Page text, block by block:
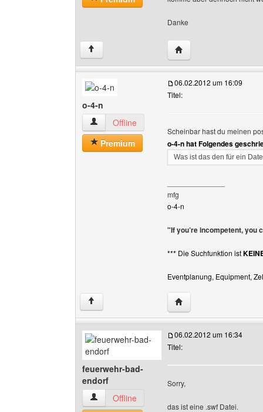
Danke
↑ Website dieses
o-4-n
o-4-n Benutzer-Profile anzeigen
Offline
Premium
06.02.2012 um 16:09
Titel:
Scheinbar hast du meinen
o-4-n hat Folgendes
Was ist das den für ein
mfg
o-4-n
"If you’re incompetent, you
*** Die Suchfunktion ist
Eventplanung, Equipment,
↑ Website dieses
feuerwehr-bad-
endorf
feuerwehr-bad-endorf Benutzer-Profile
Offline
06.02.2012 um 16:34
Titel:
Sorry,
das ist eine .swf Datei.